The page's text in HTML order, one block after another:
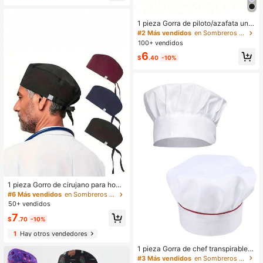
1 pieza Gorro de cirujano para hom
bre, gorro plegable de laboratorio, g
orro de trabajo para dentista y médi
en seco, tela sin elasticidad, unicol
#6 Más vendidos
en Sombreros de trabajo para hombres
50+ vendidos
$7.70 -10%
1Hay otros vendedores
1 pieza Gorra de piloto/azafata unis
ex, gorra de la Fuerza Espacial de a
stronauta, adecuada para juegos de
roles, accesorios para fiestas de dis
fraces
#2 Más vendidos
en Sombreros de trabajo para hombres
100+ vendidos
$6.40 -10%
1 pieza Gorra de chef transpirable,
gorra de trabajo, adecuada para co
#3 Más vendidos
en Sombreros de trabajo para hombres